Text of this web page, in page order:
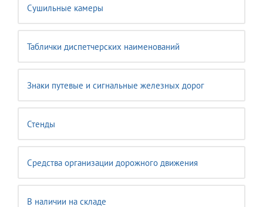
Сушильные камеры
Таблички диспетчерских наименований
Знаки путевые и сигнальные железных дорог
Стенды
Средства организации дорожного движения
В наличии на складе